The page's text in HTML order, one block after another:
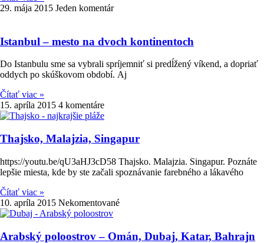
29. mája 2015 Jeden komentár
Istanbul – mesto na dvoch kontinentoch
Do Istanbulu sme sa vybrali spríjemniť si predĺžený víkend, a dopriať
oddych po skúškovom období. Aj
Čítať viac »
15. apríla 2015 4 komentáre
Thajsko, Malajzia, Singapur
https://youtu.be/qU3aHJ3cD58 Thajsko. Malajzia. Singapur. Poznáte
lepšie miesta, kde by ste začali spoznávanie farebného a lákavého
Čítať viac »
10. apríla 2015 Nekomentované
Arabský poloostrov – Omán, Dubaj, Katar, Bahrajn